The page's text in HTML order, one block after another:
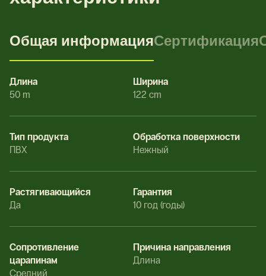
Общая информацияСертификация
Длина
50 m
Ширина
122 cm
Тип продукта
ПВХ
Обработка поверхности
Нежный
Растягивающийся
Да
Гарантия
10 год (годы)
Сопротивление
царапинам
Средний
Причина направления
Длина